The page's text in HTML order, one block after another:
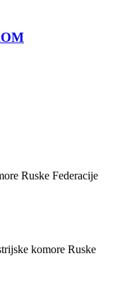
Ruske Federacije
komore Ruske